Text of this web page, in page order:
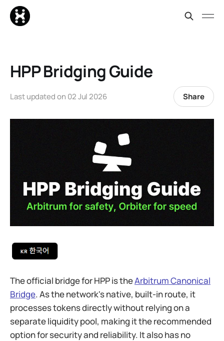
HPP Bridging Guide
Last updated on 02 Jul 2026 Share
The official bridge for HPP is theArbitrum Canonical
Bridge. As the network's native, built-in route, it
processes tokens directly without relying on a
separate liquidity pool, making it the recommended
option for security and reliability. It also has no